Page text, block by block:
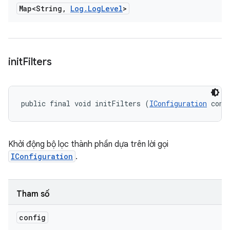
Map<String , Log . LogLevel>
initFilters
public final void initFilters (IConfiguration
Khởi động bộ lọc thành phần dựa trên lời gọi
IConfiguration .
Tham số
config